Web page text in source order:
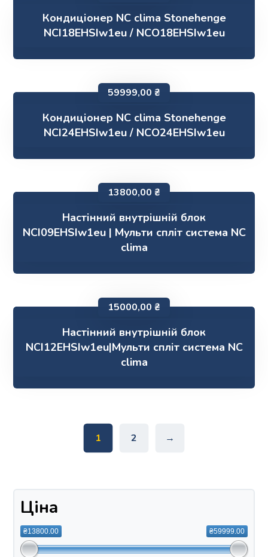
Кондиціонер NC clima Stonehenge
NCI18EHSIw1eu / NCO18EHSIw1eu
Кондиціонер NC clima Stonehenge
NCI24EHSIw1eu / NCO24EHSIw1eu
59999,00 ₴
Настінний внутрішній блок
NCI09EHSIw1eu | Мульти спліт система NC
clima
13800,00 ₴
Настінний внутрішній блок
NCI12EHSIw1eu|Мульти спліт система NC
clima
15000,00 ₴
1 2 →
Ціна
₴13800.00 ₴59999.00